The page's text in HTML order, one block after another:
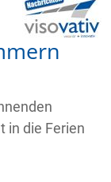
in die Ferien